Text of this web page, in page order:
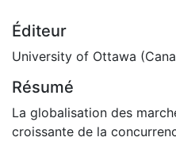
Éditeur
University of Ottawa
Résumé
La globalisation des
croissante de la